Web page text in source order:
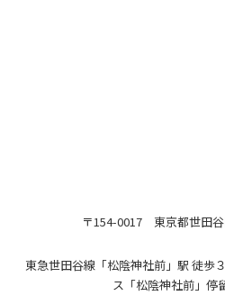
〒154-0017 東京都世田
東急世田谷線「松陰神社前」駅 徒
ス「松陰神社前」停